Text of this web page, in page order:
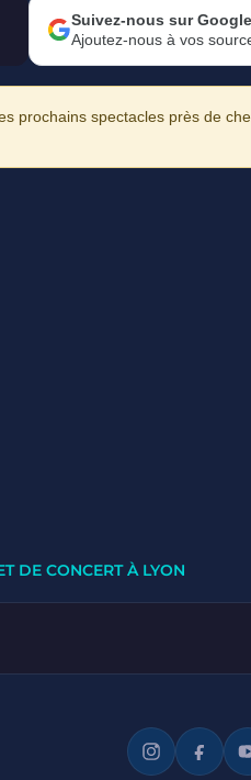
Suivez-nous sur Google
Ajoutez-nous à vos
prochains spectacles près de
DE CONCERT À LYON